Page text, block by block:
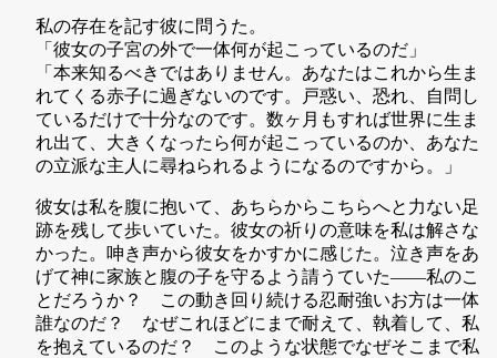
私の存在を記す彼に問うた。
「彼女の子宮の外で一体何が起こっているのだ」
「本来知るべきではありません。あなたはこれから生ま
れてくる赤子に過ぎないのです。戸惑い、恐れ、自問し
ているだけで十分なのです。数ヶ月もすれば世界に生ま
れ出て、大きくなったら何が起こっているのか、あなた
の立派な主人に尋ねられるようになるのですから。」
彼女は私を腹に抱いて、あちらからこちらへと力ない足
跡を残して歩いていた。彼女の祈りの意味を私は解さな
かった。呻き声から彼女をかすかに感じた。泣き声をあ
げて神に家族と腹の子を守るよう請うていた——私のこ
とだろうか？ この動き回り続ける忍耐強いお方は一体
誰なのだ？ なぜこれほどにまで耐えて、執着して、私
を抱えているのだ？ このような状態でなぜそこまで私